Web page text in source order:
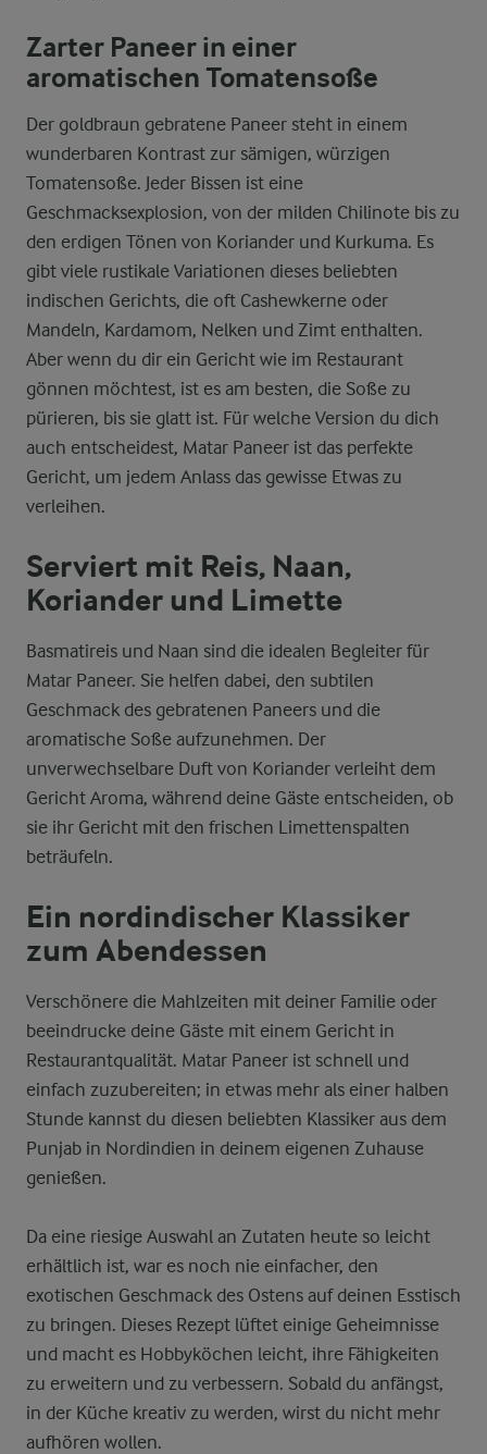
Zarter Paneer in einer
aromatischen Tomatensoße
Der goldbraun gebratene Paneer steht in einem
wunderbaren Kontrast zur sämigen, würzigen
Tomatensoße. Jeder Bissen ist eine
Geschmacksexplosion, von der milden Chilinote bis zu
den erdigen Tönen von Koriander und Kurkuma. Es
gibt viele rustikale Variationen dieses beliebten
indischen Gerichts, die oft Cashewkerne oder
Mandeln, Kardamom, Nelken und Zimt enthalten.
Aber wenn du dir ein Gericht wie im Restaurant
gönnen möchtest, ist es am besten, die Soße zu
pürieren, bis sie glatt ist. Für welche Version du dich
auch entscheidest, Matar Paneer ist das perfekte
Gericht, um jedem Anlass das gewisse Etwas zu
verleihen.
Serviert mit Reis, Naan,
Koriander und Limette
Basmatireis und Naan sind die idealen Begleiter für
Matar Paneer. Sie helfen dabei, den subtilen
Geschmack des gebratenen Paneers und die
aromatische Soße aufzunehmen. Der
unverwechselbare Duft von Koriander verleiht dem
Gericht Aroma, während deine Gäste entscheiden, ob
sie ihr Gericht mit den frischen Limettenspalten
beträufeln.
Ein nordindischer Klassiker
zum Abendessen
Verschönere die Mahlzeiten mit deiner Familie oder
beeindrucke deine Gäste mit einem Gericht in
Restaurantqualität. Matar Paneer ist schnell und
einfach zuzubereiten; in etwas mehr als einer halben
Stunde kannst du diesen beliebten Klassiker aus dem
Punjab in Nordindien in deinem eigenen Zuhause
genießen.
Da eine riesige Auswahl an Zutaten heute so leicht
erhältlich ist, war es noch nie einfacher, den
exotischen Geschmack des Ostens auf deinen Esstisch
zu bringen. Dieses Rezept lüftet einige Geheimnisse
und macht es Hobbyköchen leicht, ihre Fähigkeiten
zu erweitern und zu verbessern. Sobald du anfängst,
in der Küche kreativ zu werden, wirst du nicht mehr
aufhören wollen.